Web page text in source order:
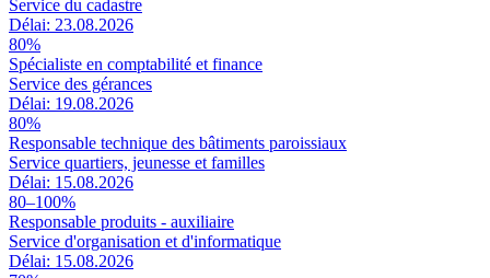
Service du cadastre
Délai: 23.08.2026
80%
Spécialiste en comptabilité et finance
Service des gérances
Délai: 19.08.2026
80%
Responsable technique des bâtiments paroissiaux
Service quartiers, jeunesse et familles
Délai: 15.08.2026
80–100%
Responsable produits - auxiliaire
Service d'organisation et d'informatique
Délai: 15.08.2026